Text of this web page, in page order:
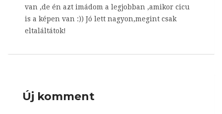
van ,de én azt imádom a legjobban ,amikor cicu
is a képen van :)) Jó lett nagyon,megint csak
eltaláltátok!
Új komment